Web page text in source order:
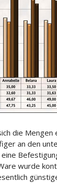
die
an den
wurde